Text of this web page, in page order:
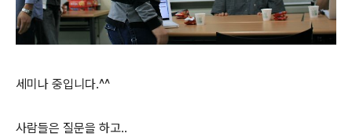
세미나 중입니다.^^
사람들은 질문을 하고..